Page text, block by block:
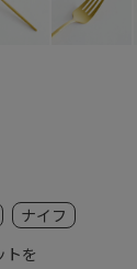
ナイフ
トを